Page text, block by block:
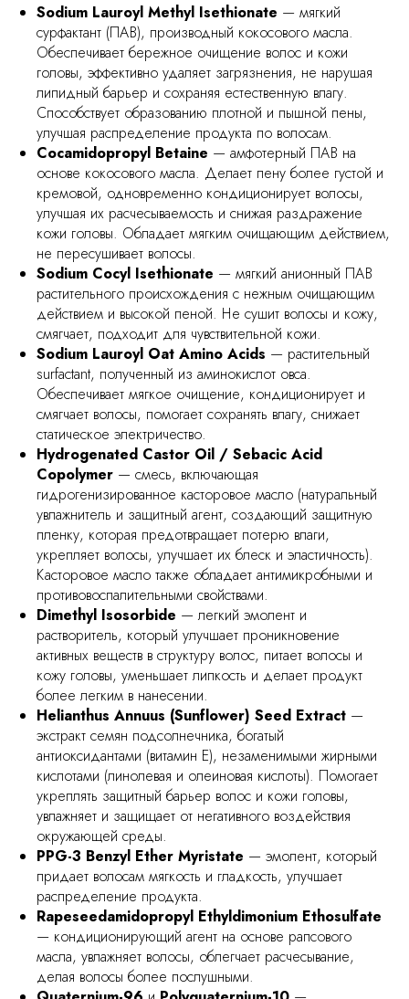
Sodium Lauroyl Methyl Isethionate — мягкий
сурфактант (ПАВ), производный кокосового масла.
Обеспечивает бережное очищение волос и кожи
головы, эффективно удаляет загрязнения, не нарушая
липидный барьер и сохраняя естественную влагу.
Способствует образованию плотной и пышной пены,
улучшая распределение продукта по волосам.
Cocamidopropyl Betaine — амфотерный ПАВ на
основе кокосового масла. Делает пену более густой и
кремовой, одновременно кондиционирует волосы,
улучшая их расчесываемость и снижая раздражение
кожи головы. Обладает мягким очищающим действием,
не пересушивает волосы.
Sodium Cocyl Isethionate — мягкий анионный ПАВ
растительного происхождения с нежным очищающим
действием и высокой пеной. Не сушит волосы и кожу,
смягчает, подходит для чувствительной кожи.
Sodium Lauroyl Oat Amino Acids — растительный
surfactant, полученный из аминокислот овса.
Обеспечивает мягкое очищение, кондиционирует и
смягчает волосы, помогает сохранять влагу, снижает
статическое электричество.
Hydrogenated Castor Oil / Sebacic Acid
Copolymer — смесь, включающая
гидрогенизированное касторовое масло (натуральный
увлажнитель и защитный агент, создающий защитную
пленку, которая предотвращает потерю влаги,
укрепляет волосы, улучшает их блеск и эластичность).
Касторовое масло также обладает антимикробными и
противовоспалительными свойствами.
Dimethyl Isosorbide — легкий эмолент и
растворитель, который улучшает проникновение
активных веществ в структуру волос, питает волосы и
кожу головы, уменьшает липкость и делает продукт
более легким в нанесении.
Helianthus Annuus (Sunflower) Seed Extract —
экстракт семян подсолнечника, богатый
антиоксидантами (витамин E), незаменимыми жирными
кислотами (линолевая и олеиновая кислоты). Помогает
укреплять защитный барьер волос и кожи головы,
увлажняет и защищает от негативного воздействия
окружающей среды.
PPG-3 Benzyl Ether Myristate — эмолент, который
придает волосам мягкость и гладкость, улучшает
распределение продукта.
Rapeseedamidopropyl Ethyldimonium Ethosulfate
— кондиционирующий агент на основе рапсового
масла, увлажняет волосы, облегчает расчесывание,
делая волосы более послушными.